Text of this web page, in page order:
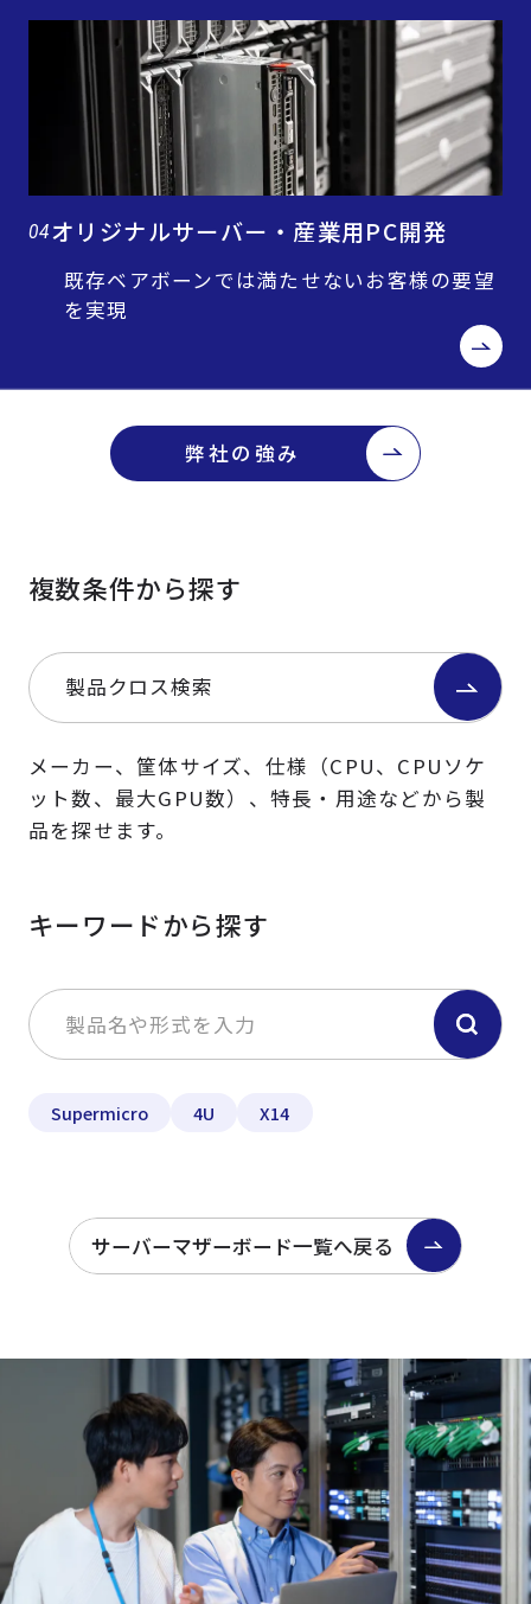
04オリジナルサーバー・産業用PC開発
既存ベアボーンでは満たせないお客様の要望
を実現
弊社の強み
複数条件から探す
製品クロス検索
メーカー、筐体サイズ、仕様（CPU、CPUソケ
ット数、最大GPU数）、特長・用途などから製
品を探せます。
キーワードから探す
Supermicro 4U X14
サーバーマザーボード一覧へ戻る